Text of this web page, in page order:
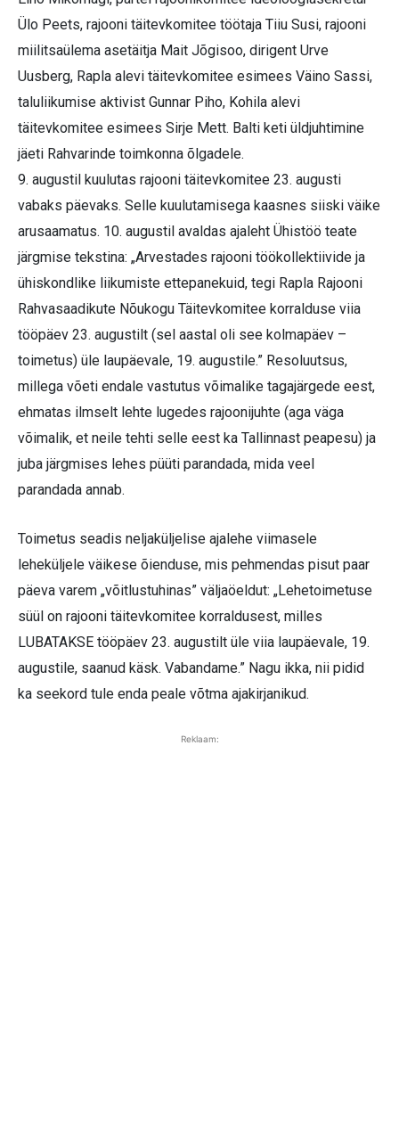
Ülo Peets, rajooni täitevkomitee töötaja Tiiu Susi, rajooni
miilitsaülema asetäitja Mait Jõgisoo, dirigent Urve
Uusberg, Rapla alevi täitevkomitee esimees Väino Sassi,
taluliikumise aktivist Gunnar Piho, Kohila alevi
täitevkomitee esimees Sirje Mett. Balti keti üldjuhtimine
jäeti Rahvarinde toimkonna õlgadele.
9. augustil kuulutas rajooni täitevkomitee 23. augusti
vabaks päevaks. Selle kuulutamisega kaasnes siiski väike
arusaamatus. 10. augustil avaldas ajaleht Ühistöö teate
järgmise tekstina: „Arvestades rajooni töökollektiivide ja
ühiskondlike liikumiste ettepanekuid, tegi Rapla Rajooni
Rahvasaadikute Nõukogu Täitevkomitee korralduse viia
tööpäev 23. augustilt (sel aastal oli see kolmapäev –
toimetus) üle laupäevale, 19. augustile.” Resoluutsus,
millega võeti endale vastutus võimalike tagajärgede eest,
ehmatas ilmselt lehte lugedes rajoonijuhte (aga väga
võimalik, et neile tehti selle eest ka Tallinnast peapesu) ja
juba järgmises lehes püüti parandada, mida veel
parandada annab.
Toimetus seadis neljaküljelise ajalehe viimasele
leheküljele väikese õienduse, mis pehmendas pisut paar
päeva varem „võitlustuhinas” väljaöeldut: „Lehetoimetuse
süül on rajooni täitevkomitee korraldusest, milles
LUBATAKSE tööpäev 23. augustilt üle viia laupäevale, 19.
augustile, saanud käsk. Vabandame.” Nagu ikka, nii pidid
ka seekord tule enda peale võtma ajakirjanikud.
Reklaam: